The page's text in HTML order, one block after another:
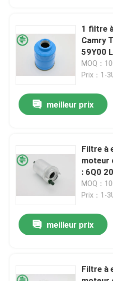
Vidéos
Visite d'usine
Contrôle de qualité
Contactez-nous
Nouvelles
Filtres à air des
1 filtre
Camry
59Y00
MOQ：
Prix：1-
meilleur prix
Filtre à
moteur
: 6Q0
(00-
MOQ：
Prix：1-
meilleur prix
Filtre à